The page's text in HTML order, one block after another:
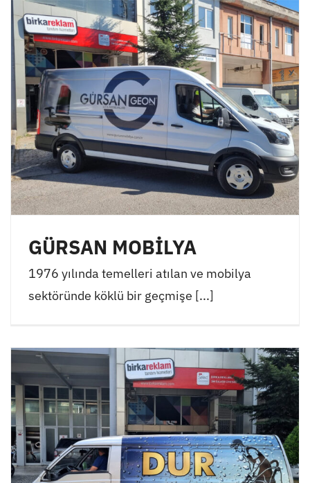
GÜRSAN MOBİLYA
1976 yılında temelleri atılan ve mobilya
sektöründe köklü bir geçmişe [...]